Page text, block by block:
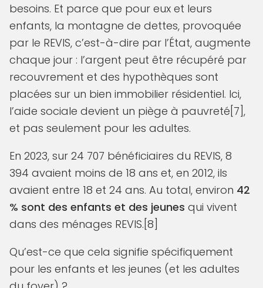
besoins. Et parce que pour eux et leurs
enfants, la montagne de dettes, provoquée
par le REVIS, c’est-à-dire par l’État, augmente
chaque jour : l’argent peut être récupéré par
recouvrement et des hypothèques sont
placées sur un bien immobilier résidentiel. Ici,
l’aide sociale devient un piège à pauvreté[7],
et pas seulement pour les adultes.
En 2023, sur 24 707 bénéficiaires du REVIS, 8
394 avaient moins de 18 ans et, en 2012, ils
avaient entre 18 et 24 ans. Au total, environ 42
% sont des enfants et des jeunes qui vivent
dans des ménages REVIS.[8]
Qu’est-ce que cela signifie spécifiquement
pour les enfants et les jeunes (et les adultes